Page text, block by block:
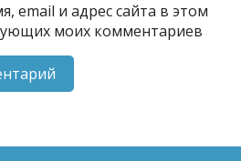
email и адрес сайта в этом
моих комментариев